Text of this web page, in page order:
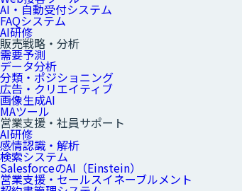
AI・自動受付システム
FAQシステム
AI研修
販売戦略・分析
需要予測
データ分析
分類・ポジショニング
広告・クリエイティブ
画像生成AI
MAツール
営業支援・社員サポート
AI研修
感情認識・解析
検索システム
SalesforceのAI（Einstein）
営業支援・セールスイネーブルメント